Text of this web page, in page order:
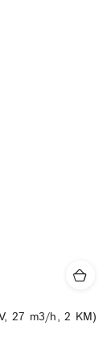
27 m3/h, 2 KM)